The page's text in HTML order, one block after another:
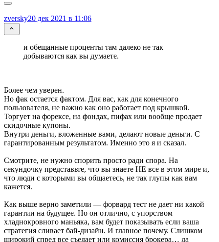
zversky20 дек 2021 в 11:06
и обещанные проценты там далеко не так
добываются как вы думаете.
Более чем уверен.
Но фак остается фактом. Для вас, как для конечного
пользователя, не важно как оно работает под крышкой.
Торгует на форексе, на фондах, пифах или вообще продает
скидочные купоны.
Внутри деньги, вложенные вами, делают новые деньги. С
гарантированным результатом. Именно это я и сказал.
Смотрите, не нужно спорить просто ради спора. На
секундочку представьте, что вы знаете НЕ все в этом мире и,
что люди с которыми вы общаетесь, не так глупы как вам
кажется.
Как выше верно заметили — форвард тест не дает ни какой
гарантии на будущее. Но он отлично, с упорством
хладнокровного маньяка, вам будет показывать если ваша
стратегия сливает бай-дизайн. И главное почему. Слишком
широкий спред все съедает или комиссия брокера… да